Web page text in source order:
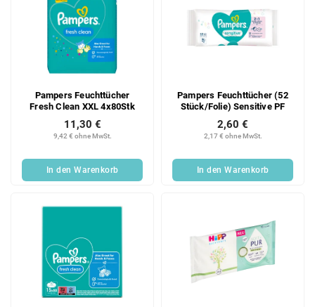
Pampers Feuchttücher
Fresh Clean XXL 4x80Stk
9,42 € ohne MwSt.
11,30 €
In den Warenkorb
Pampers Feuchttücher (52
Stück/Folie) Sensitive PF
2,17 € ohne MwSt.
2,60 €
In den Warenkorb